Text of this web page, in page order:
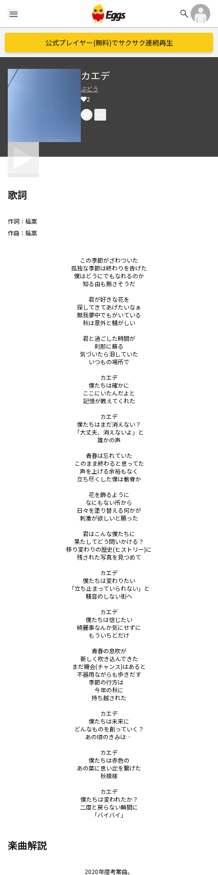
menu search
公式プレイヤー(無料)でサクサク連続再生
カエデ
ぶどう
2
歌詞
作詞： 榀嵩
作曲： 榀嵩
この季節がざわついた
孤独な季節は終わりを告げた
僕はどうにでもなれるのか
知る由も無さそうだ
君が好きな花を
探してきてあげたいなぁ
無我夢中でもがいている
秋は意外と騒がしい
君と過ごした時間が
刹那に蘇る
気づいたら泪していた
いつもの場所で
カエデ
僕たちは確かに
ここにいたんだよと
記憶が教えてくれた
カエデ
僕たちはまだ消えない？
「大丈夫、消えないよ」と
誰かの声
青春は忘れていた
このまま終わると思ってた
声を上げる余裕もなく
立ち尽くした僕は骸骨か
花を飾るように
なにもない所から
日々を塗り替える何かが
刺激が欲しいと願った
君はこんな僕たちに
果たしてどう問いかける？
移り変わりの歴史(ヒストリー)に
残された写真を見つめて
カエデ
僕たちは変わりたい
「立ち止まっていられない」と
騒音のしない街へ
カエデ
僕たちは信じたい
綺麗事なんか気にせずに
もういちどだけ
青春の息吹が
新しく吹き込んできた
まだ機会(チャンス)はあると
不器用ながらも歩きだす
季節の行方は
今年の秋に
持ち越された
カエデ
僕たちは未来に
どんなものを創っていく？
あの頃のきみは…
カエデ
僕たちは赤色の
あの葉に思い出を繋げた
秋模様
カエデ
僕たちは変われたか？
二度と戻らない瞬間に
「バイバイ」
楽曲解説
2020年度考案曲。